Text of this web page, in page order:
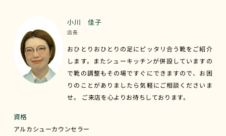
小川 佳子
店長
おひとりおひとりの足にピッタリ合う靴をご紹介
します。またシューキッチンが併設していますの
で靴の調整もその場ですぐにできますので、お困
りのことがありましたら気軽にご相談くださいま
せ。 ご来店を心よりお待ちしております。
資格
アルカシューカウンセラー